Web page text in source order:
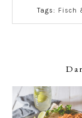
Tags: Fisch